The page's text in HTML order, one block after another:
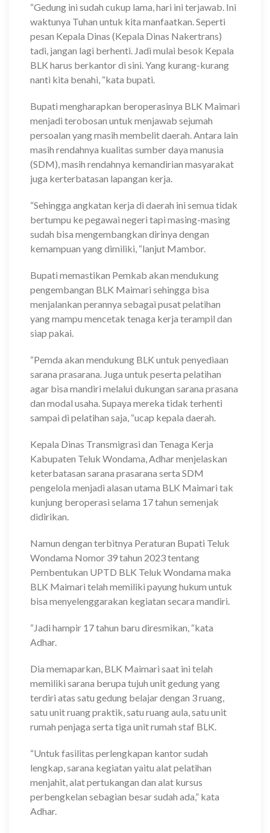
“Gedung ini sudah cukup lama, hari ini terjawab. Ini
waktunya Tuhan untuk kita manfaatkan. Seperti
pesan Kepala Dinas (Kepala Dinas Nakertrans)
tadi, jangan lagi berhenti. Jadi mulai besok Kepala
BLK harus berkantor di sini. Yang kurang-kurang
nanti kita benahi, “kata bupati.
Bupati mengharapkan beroperasinya BLK Maimari
menjadi terobosan untuk menjawab sejumah
persoalan yang masih membelit daerah. Antara lain
masih rendahnya kualitas sumber daya manusia
(SDM), masih rendahnya kemandirian masyarakat
juga kerterbatasan lapangan kerja.
“Sehingga angkatan kerja di daerah ini semua tidak
bertumpu ke pegawai negeri tapi masing-masing
sudah bisa mengembangkan dirinya dengan
kemampuan yang dimiliki, “lanjut Mambor.
Bupati memastikan Pemkab akan mendukung
pengembangan BLK Maimari sehingga bisa
menjalankan perannya sebagai pusat pelatihan
yang mampu mencetak tenaga kerja terampil dan
siap pakai.
“Pemda akan mendukung BLK untuk penyediaan
sarana prasarana. Juga untuk peserta pelatihan
agar bisa mandiri melalui dukungan sarana prasana
dan modal usaha. Supaya mereka tidak terhenti
sampai di pelatihan saja, “ucap kepala daerah.
Kepala Dinas Transmigrasi dan Tenaga Kerja
Kabupaten Teluk Wondama, Adhar menjelaskan
keterbatasan sarana prasarana serta SDM
pengelola menjadi alasan utama BLK Maimari tak
kunjung beroperasi selama 17 tahun semenjak
didirikan.
Namun dengan terbitnya Peraturan Bupati Teluk
Wondama Nomor 39 tahun 2023 tentang
Pembentukan UPTD BLK Teluk Wondama maka
BLK Maimari telah memiliki payung hukum untuk
bisa menyelenggarakan kegiatan secara mandiri.
“Jadi hampir 17 tahun baru diresmikan, “kata
Adhar.
Dia memaparkan, BLK Maimari saat ini telah
memiliki sarana berupa tujuh unit gedung yang
terdiri atas satu gedung belajar dengan 3 ruang,
satu unit ruang praktik, satu ruang aula, satu unit
rumah penjaga serta tiga unit rumah staf BLK.
“Untuk fasilitas perlengkapan kantor sudah
lengkap, sarana kegiatan yaitu alat pelatihan
menjahit, alat pertukangan dan alat kursus
perbengkelan sebagian besar sudah ada,” kata
Adhar.